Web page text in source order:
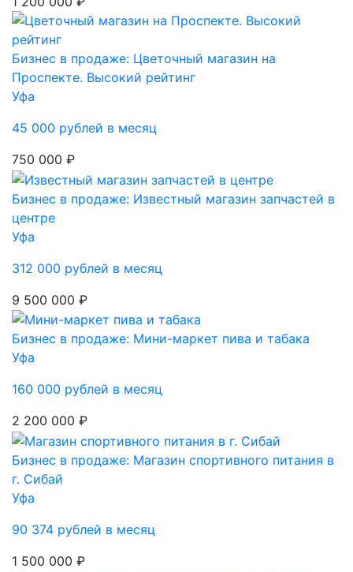
Бизнес в продаже: Цветочный магазин на
Проспекте. Высокий рейтинг
Уфа
45 000 рублей в месяц
750 000 ₽
Бизнес в продаже: Известный магазин запчастей в
центре
Уфа
312 000 рублей в месяц
9 500 000 ₽
Бизнес в продаже: Мини-маркет пива и табака
Уфа
160 000 рублей в месяц
2 200 000 ₽
Бизнес в продаже: Магазин спортивного питания в
г. Сибай
Уфа
90 374 рублей в месяц
1 500 000 ₽